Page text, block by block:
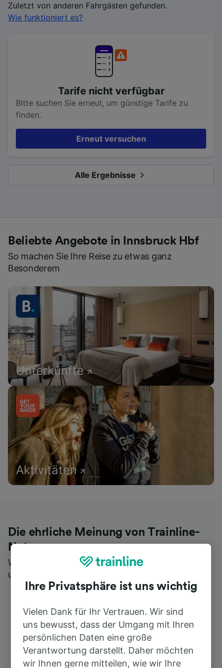
Zuletzt von anderen Fahrgästen gefunden.
Wie funktioniert es?
Tarife nicht verfügbar
Bitte suchen Sie erneut, um günstige Tarife zu
finden.
Erneut versuchen
Alle Ergebnisse
Beliebte Angebote in Innsbruck Hbf
So machen Sie Ihre Reise zu etwas ganz
Besonderem
Unterkünfte
Aktivitäten
Die ehrliche Meinung von Trainline-
Nutzern
Wer könnte Ihnen besseres Feedback geben als
unsere Kunden selbst?
Ihre Privatsphäre ist uns wichtig
Vielen Dank für Ihr Vertrauen. Wir sind
uns bewusst, dass der Umgang mit Ihren
persönlichen Daten eine große
Verantwortung darstellt. Daher möchten
wir Ihnen gerne mitteilen, wie wir Ihre